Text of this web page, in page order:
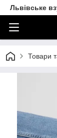
Львівське
Товари